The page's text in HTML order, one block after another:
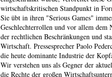
wirtschaftskritischen Standpunkt in
Sie übt in ihren "Serious Games"
Geschlechterrollen und vor allem
der rechtlichen Beschränkungen und
Wirtschaft. Pressesprecher Paolo
die heute dominante Industrie der
Wir verstehen uns als Gegner der
die Rechte der großen